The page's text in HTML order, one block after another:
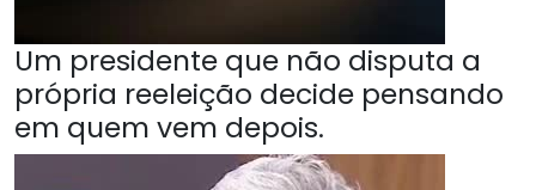
Um presidente que não disputa a
própria reeleição decide pensando
em quem vem depois.